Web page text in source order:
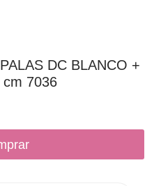
DC BLANCO +
cm 7036